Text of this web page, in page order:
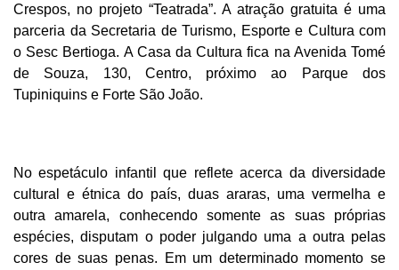
Crespos, no projeto “Teatrada”. A atração gratuita é uma
parceria da Secretaria de Turismo, Esporte e Cultura com
o Sesc Bertioga. A Casa da Cultura fica na Avenida Tomé
de Souza, 130, Centro, próximo ao Parque dos
Tupiniquins e Forte São João.
No espetáculo infantil que reflete acerca da diversidade
cultural e étnica do país, duas araras, uma vermelha e
outra amarela, conhecendo somente as suas próprias
espécies, disputam o poder julgando uma a outra pelas
cores de suas penas. Em um determinado momento se